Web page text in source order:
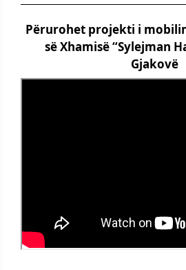
Përurohet projekti i
së Xhamisë “Sylejman
Gjakovë